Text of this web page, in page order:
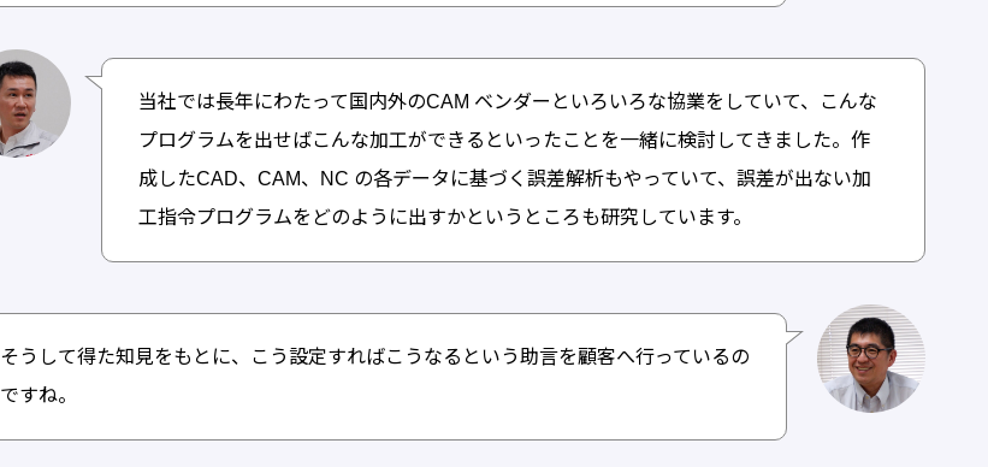
当社では長年にわたって国内外のCAM ベンダーといろいろな協業をしていて、こんな
プログラムを出せばこんな加工ができるといったことを一緒に検討してきました。作
成したCAD、CAM、NC の各データに基づく誤差解析もやっていて、誤差が出ない加
工指令プログラムをどのように出すかというところも研究しています。
そうして得た知見をもとに、こう設定すればこうなるという助言を顧客へ行っているの
ですね。